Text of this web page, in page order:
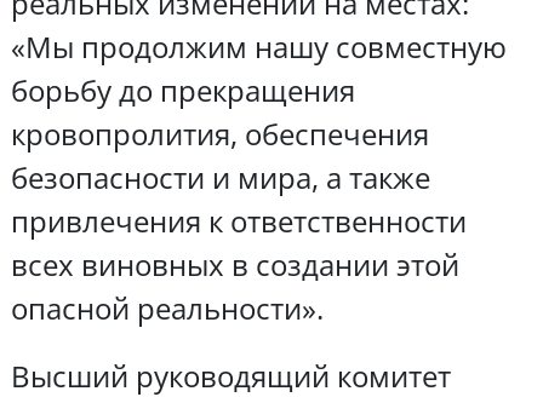
«Мы продолжим нашу совместную
борьбу до прекращения
кровопролития, обеспечения
безопасности и мира, а также
привлечения к ответственности
всех виновных в создании этой
опасной реальности».
Высший руководящий комитет